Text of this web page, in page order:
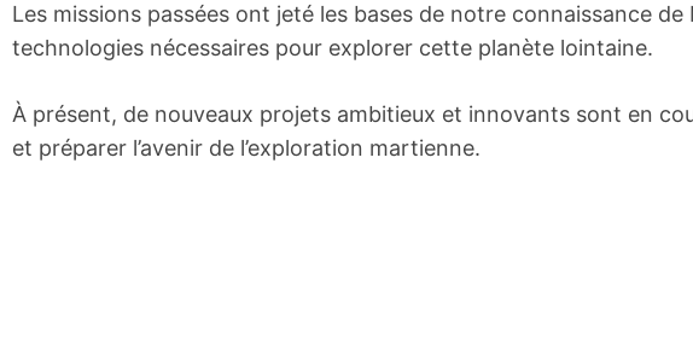
Les missions passées ont jeté les bases de notre connaissance
technologies nécessaires pour explorer cette planète lointaine.
À présent, de nouveaux projets ambitieux et innovants sont en
et préparer l’avenir de l’exploration martienne.